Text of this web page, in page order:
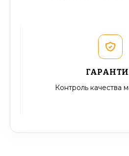
Контроль качества